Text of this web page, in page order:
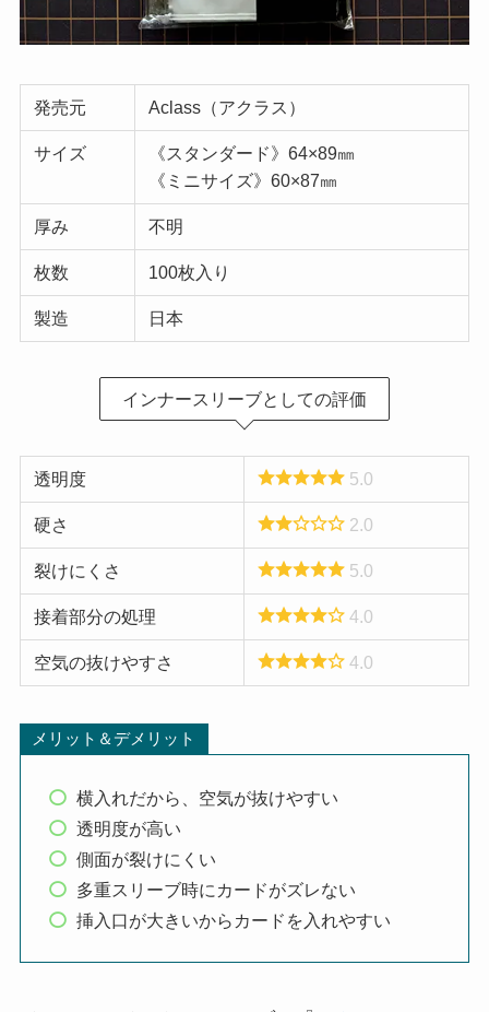
発売元 Aclass（アクラス）
サイズ
《スタンダード》64×89㎜
《ミニサイズ》60×87㎜
厚み 不明
枚数 100枚入り
製造 日本
インナースリーブとしての評価
透明度 5.0
硬さ 2.0
裂けにくさ 5.0
接着部分の処理 4.0
空気の抜けやすさ 4.0
メリット＆デメリット
横入れだから、空気が抜けやすい
透明度が高い
側面が裂けにくい
多重スリーブ時にカードがズレない
挿入口が大きいからカードを入れやすい